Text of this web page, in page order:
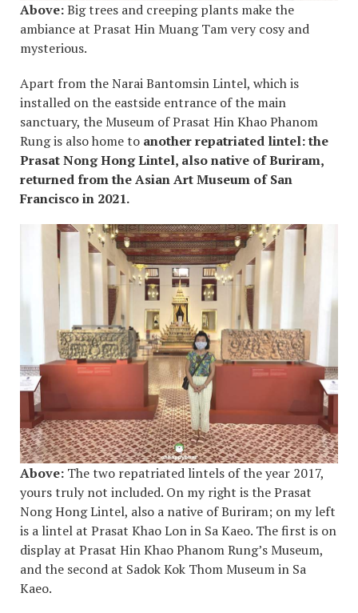
Above:Big trees and creeping plants make the
ambiance at Prasat Hin Muang Tam very cosy and
mysterious.
Apart from the Narai Bantomsin Lintel, which is
installed on the eastside entrance of the main
sanctuary, the Museum of Prasat Hin Khao Phanom
Rung is also home to another repatriated lintel: the
Prasat Nong Hong Lintel, also native of Buriram,
returned from the Asian Art Museum of San
Francisco in 2021.
Above: The two repatriated lintels of the year 2017,
yours truly not included. On my right is the Prasat
Nong Hong Lintel, also a native of Buriram; on my left
is a lintel at Prasat Khao Lon in Sa Kaeo. The first is on
display at Prasat Hin Khao Phanom Rung’s Museum,
and the second at Sadok Kok Thom Museum in Sa
Kaeo.